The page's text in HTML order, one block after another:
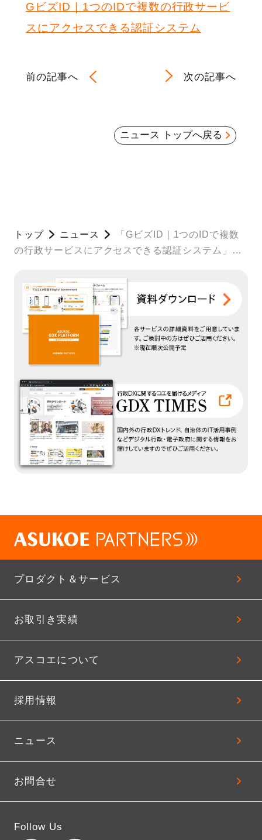
GビズID｜1つのIDで複数の行政サービ
スにアクセスできる認証システム
前の記事へ 次の記事へ
ニュース トップへ戻る
トップ ニュース
「GビズID｜1つのIDで複数
の行政サービスにアクセスできる認証システム」を
プロダクト＆サービス
お取引き実績
アスコエについて
採用情報
ニュース
お問合せ
Follow Us